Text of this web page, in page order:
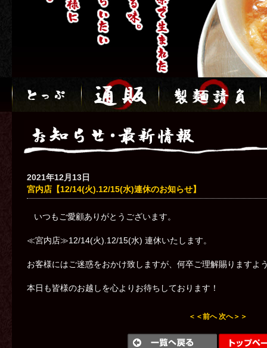
2021年12月13日
宮内店【12/14(火).12/15(水)連休のお知らせ】
いつもご愛顧ありがとうございます。
≪宮内店≫12/14(火).12/15(水) 連休いたします。
お客様にはご迷惑をおかけ致しますが、何卒ご理解賜りますよ
本日も皆様のお越しを心よりお待ちしております！
＜＜前へ 次へ＞＞